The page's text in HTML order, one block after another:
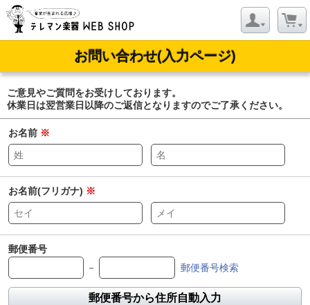
お問い合わせ(入力ページ)
ご意見やご質問をお受けしております。
休業日は翌営業日以降のご返信となりますのでご了承ください。
お名前 ※
お名前(フリガナ) ※
郵便番号
－
郵便番号検索
郵便番号から住所自動入力